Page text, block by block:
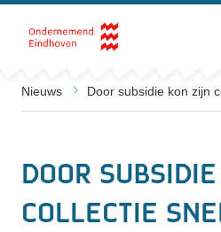
Direct naar de inhoud
Nieuws Door subsidie kon zijn
Door
collectie